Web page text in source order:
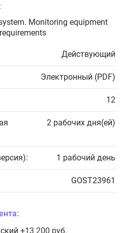
Monitoring equipment
Действующий
Электронный (PDF)
12
2 рабочих дня(ей)
1 рабочий день
GOST23961
+13 200 руб.